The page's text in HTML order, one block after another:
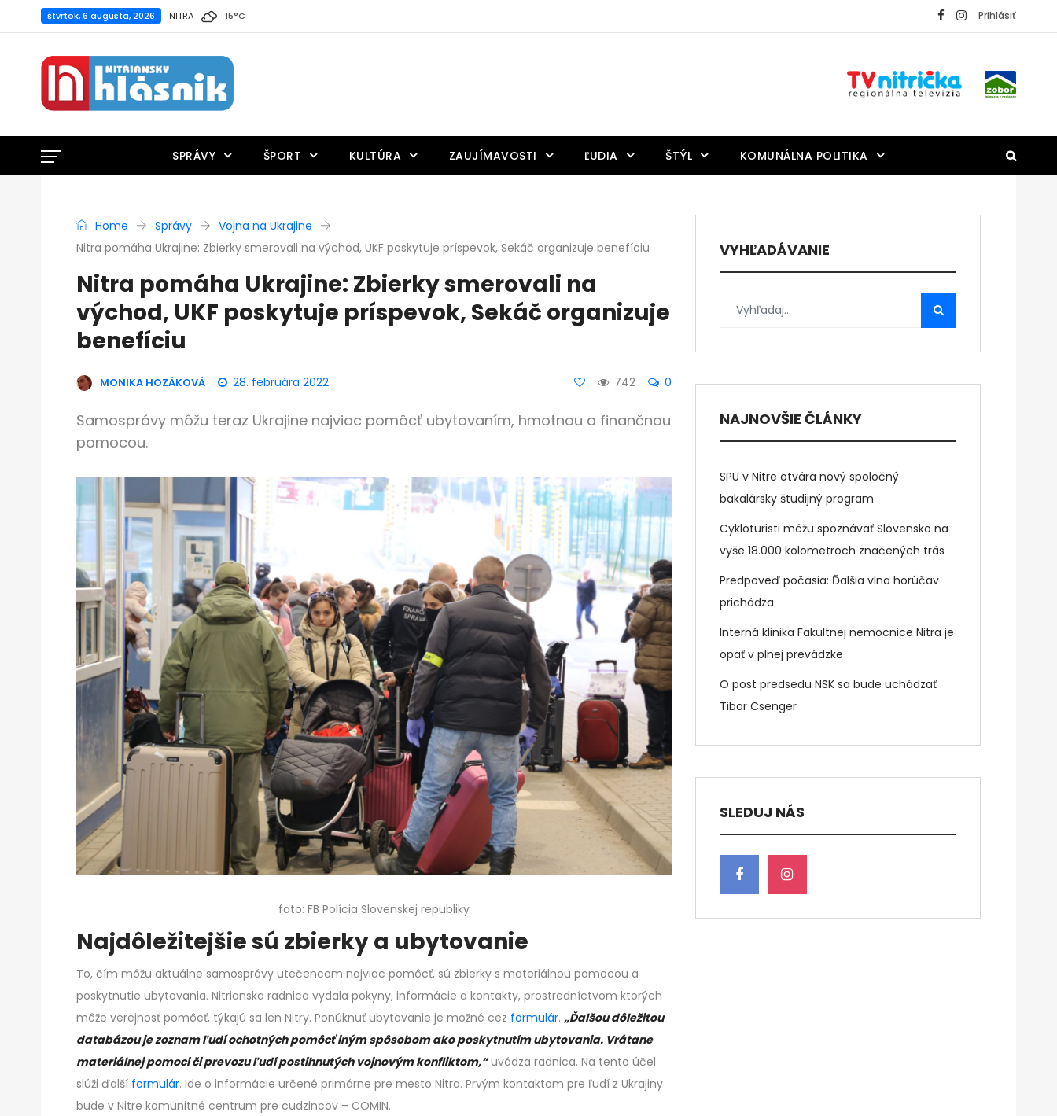
štvrtok, 6 augusta, 2026 NITRA 15°C Prihlásiť
SPRÁVY ŠPORT KULTÚRA ZAUJÍMAVOSTI ĽUDIA ŠTÝL KOMUNÁLNA POLITIKA
Home Správy
Vojna na Ukrajine
Nitra pomáha Ukrajine: Zbierky smerovali na východ, UKF poskytuje príspevok, Sekáč organizuje benefíciu
Nitra pomáha Ukrajine: Zbierky smerovali na
východ, UKF poskytuje príspevok, Sekáč organizuje
benefíciu
MONIKA HOZÁKOVÁ 28. februára 2022 742 0
Samosprávy môžu teraz Ukrajine najviac pomôcť ubytovaním, hmotnou a finančnou
pomocou.
foto: FB Polícia Slovenskej republiky
Najdôležitejšie sú zbierky a ubytovanie
To, čím môžu aktuálne samosprávy utečencom najviac pomôcť, sú zbierky s materiálnou pomocou a
poskytnutie ubytovania. Nitrianska radnica vydala pokyny, informácie a kontakty, prostredníctvom ktorých
môže verejnosť pomôcť, týkajú sa len Nitry. Ponúknuť ubytovanie je možné cez formulár. „Ďalšou dôležitou
databázou je zoznam ľudí ochotných pomôcť iným spôsobom ako poskytnutím ubytovania. Vrátane
materiálnej pomoci či prevozu ľudí postihnutých vojnovým konfliktom,“uvádza radnica. Na tento účel
slúži ďalší formulár. Ide o informácie určené primárne pre mesto Nitra. Prvým kontaktom pre ľudí z Ukrajiny
bude v Nitre komunitné centrum pre cudzincov – COMIN.
VYHĽADÁVANIE
NAJNOVŠIE ČLÁNKY
SPU v Nitre otvára nový spoločný
bakalársky študijný program
Cykloturisti môžu spoznávať Slovensko na
vyše 18.000 kolometroch značených trás
Predpoveď počasia: Ďalšia vlna horúčav
prichádza
Interná klinika Fakultnej nemocnice Nitra je
opäť v plnej prevádzke
O post predsedu NSK sa bude uchádzať
Tibor Csenger
SLEDUJ NÁS